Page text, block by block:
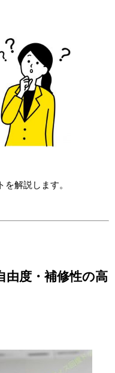
解説します。
由度・補修性の高